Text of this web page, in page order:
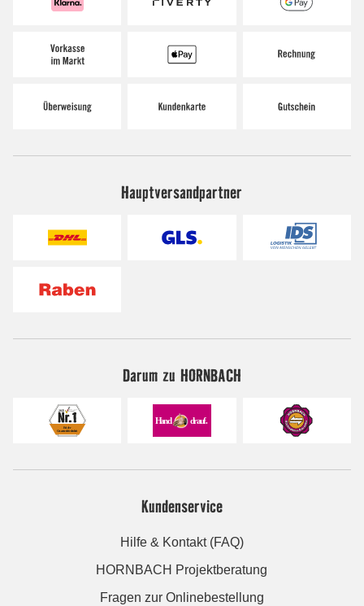
Hauptversandpartner
Darum zu HORNBACH
Kundenservice
Hilfe & Kontakt (FAQ)
HORNBACH Projektberatung
Fragen zur Onlinebestellung